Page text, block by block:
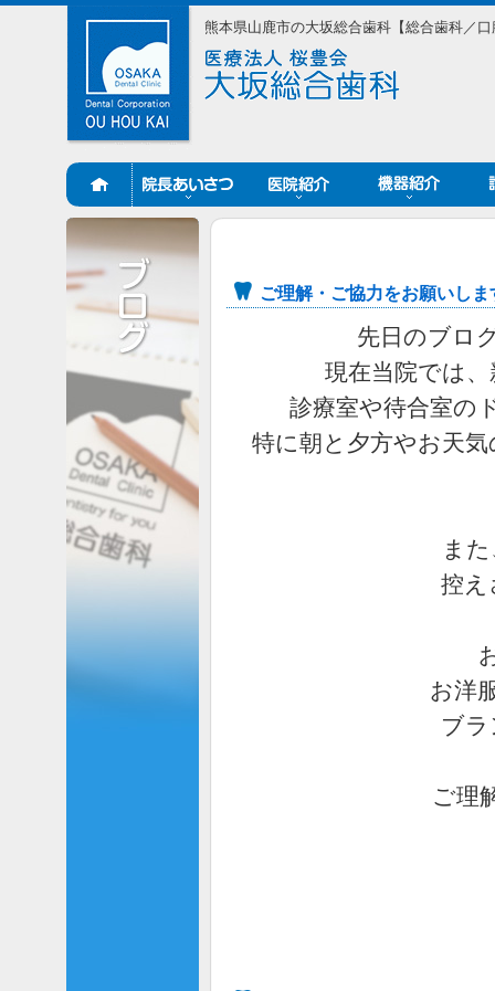
熊本県山鹿市の大坂総合歯科【総合歯科／
ご理解・ご協力をお願いしま
先日のブロ
現在当院では
診療室や待合室の
特に朝と夕方やお天
ま
控え
お洋
ブ
ご理